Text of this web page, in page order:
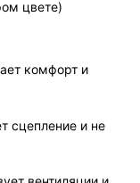
цвете)
комфорт и
сцепление и не